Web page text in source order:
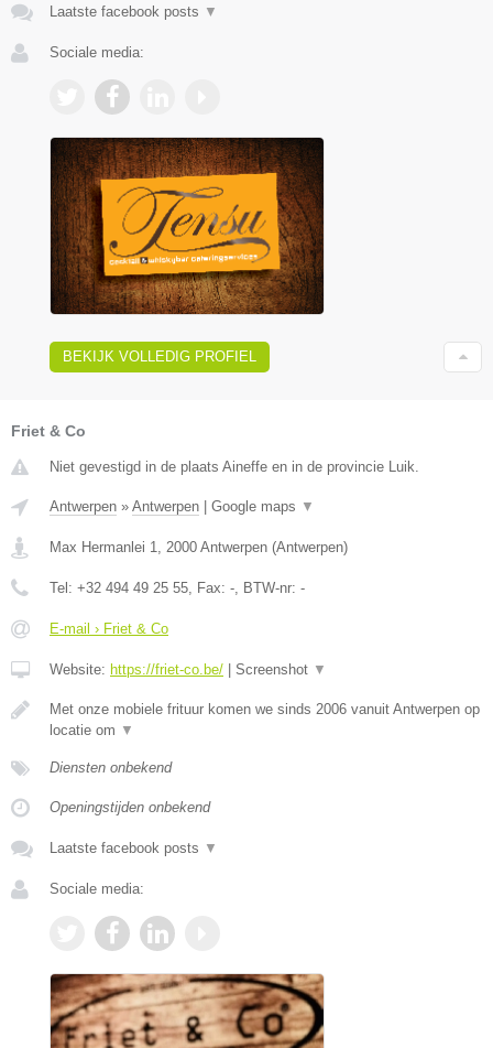
Laatste facebook posts ▼
Sociale media:
BEKIJK VOLLEDIG PROFIEL
Friet & Co
Niet gevestigd in de plaats Aineffe en in de provincie Luik.
Antwerpen » Antwerpen Google maps ▼
Max Hermanlei 1 2000 Antwerpen (Antwerpen)
Tel: +32 494 49 25 55 , Fax: - , BTW-nr: -
E-mail › Friet & Co
Website: https://friet-co.be/ Screenshot ▼
Met onze mobiele frituur komen we sinds 2006 vanuit Antwerpen op
locatie om ▼
Diensten onbekend
Openingstijden onbekend
Laatste facebook posts ▼
Sociale media: